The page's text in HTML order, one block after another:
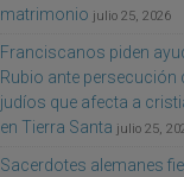
matrimonio julio 25, 2026
Franciscanos piden
Rubio ante persecución
judíos que afecta a
en Tierra Santa julio 25,
Sacerdotes alemanes